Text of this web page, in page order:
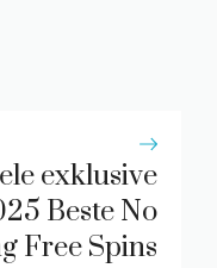
exklusive
Beste No
Free Spins